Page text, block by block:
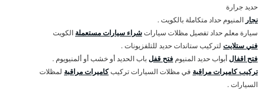
حديد جرارة
نجار المنيوم حداد متكاملة بالكويت .
سيارة معلم حداد تفصيل مظلات سياراتشراء سيارات مستعملة الكويت
فني ستلايت لتركيب ستاندات حديد للتلفزيونات .
فتح اقفالأبواب حديد المنيوم فتح قفلباب الحديد أو خشب أو ألمنيويوم .
تركيب كاميرات مراقبة في مظلات السيارات تركيبكاميرات مراقبة لمظلات
السيارات .